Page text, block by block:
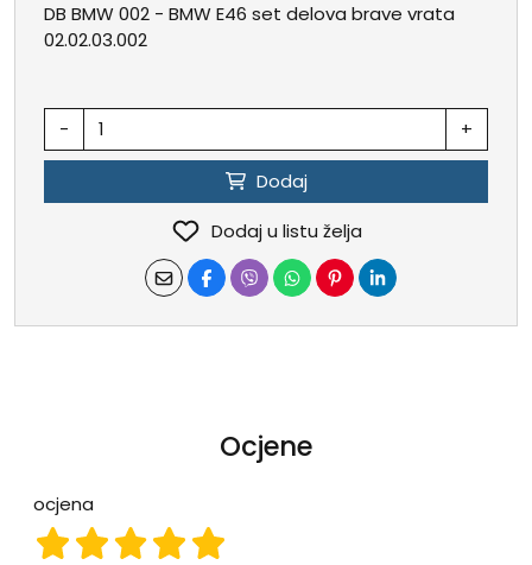
DB BMW 002 - BMW E46 set delova brave vrata
02.02.03.002
- +
Dodaj
Dodaj u listu želja
Ocjene
ocjena
ocjena 5
ocjena 4
ocjena 3
ocjena 2
ocjena 1